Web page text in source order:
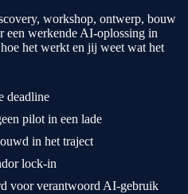
workshop, ontwerp, bouw
een werkende AI-oplossing in
het werkt en jij weet wat het
deadline
pilot in een lade
in het traject
lock-in
voor verantwoord AI-gebruik